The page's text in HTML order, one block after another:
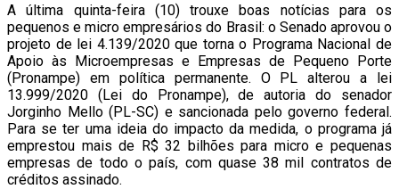
A última quinta-feira (10) trouxe boas notícias para os
pequenos e micro empresários do Brasil: o Senado aprovou o
projeto de lei 4.139/2020 que torna o Programa Nacional de
Apoio às Microempresas e Empresas de Pequeno Porte
(Pronampe) em política permanente. O PL alterou a lei
13.999/2020 (Lei do Pronampe), de autoria do senador
Jorginho Mello (PL-SC) e sancionada pelo governo federal.
Para se ter uma ideia do impacto da medida, o programa já
emprestou mais de R$ 32 bilhões para micro e pequenas
empresas de todo o país, com quase 38 mil contratos de
créditos assinado.